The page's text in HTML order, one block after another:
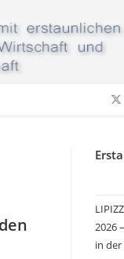
2026
in